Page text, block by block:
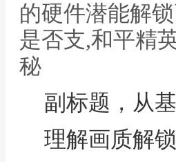
的硬件潜能解
是否支,和平精
秘
副标题，从
理解画质解